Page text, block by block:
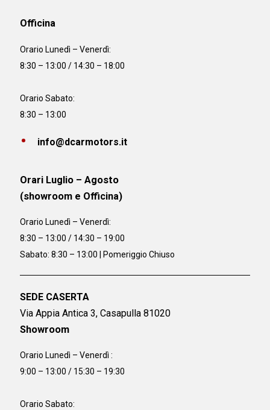
Officina
Orario Lunedì – Venerdì:
8:30 – 13:00 / 14:30 – 18:00
Orario Sabato:
8:30 – 13:00
info@dcarmotors.it
Orari Luglio – Agosto
(showroom e Officina)
Orario Lunedì – Venerdì:
8:30 – 13:00 / 14:30 – 19:00
Sabato: 8:30 – 13:00 | Pomeriggio Chiuso
SEDE CASERTA
Via Appia Antica 3, Casapulla 81020
Showroom
Orario Lunedì – Venerdì :
9:00 – 13:00 / 15:30 – 19:30
Orario Sabato: